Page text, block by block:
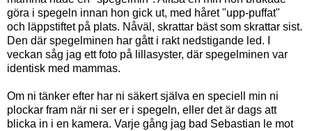
göra i spegeln innan hon gick ut, med håret "upp-puffat"
och läppstiftet på plats. Nåväl, skrattar bäst som skrattar sist.
Den där spegelminen har gått i rakt nedstigande led. I
veckan såg jag ett foto på lillasyster, där spegelminen var
identisk med mammas.
Om ni tänker efter har ni säkert själva en speciell min ni
plockar fram när ni ser er i spegeln, eller det är dags att
blicka in i en kamera. Varje gång jag bad Sebastian le mot